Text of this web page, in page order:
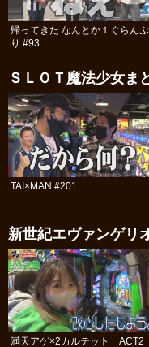
帰ってきた なんとか１ぐらんぷ
り #93
ＳＬＯＴ魔法少女ま
TAI×MAN #201
新世紀エヴァンゲリ
満天アゲ×2カルテット ACT2